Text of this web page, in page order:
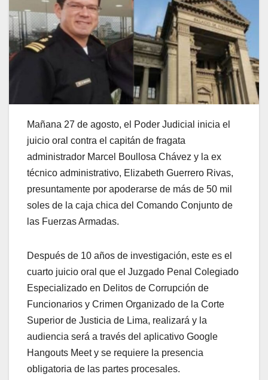
Mañana 27 de agosto, el Poder Judicial inicia el
juicio oral contra el capitán de fragata
administrador Marcel Boullosa Chávez y la ex
técnico administrativo, Elizabeth Guerrero Rivas,
presuntamente por apoderarse de más de 50 mil
soles de la caja chica del Comando Conjunto de
las Fuerzas Armadas.
Después de 10 años de investigación, este es el
cuarto juicio oral que el Juzgado Penal Colegiado
Especializado en Delitos de Corrupción de
Funcionarios y Crimen Organizado de la Corte
Superior de Justicia de Lima, realizará y la
audiencia será a través del aplicativo Google
Hangouts Meet y se requiere la presencia
obligatoria de las partes procesales.